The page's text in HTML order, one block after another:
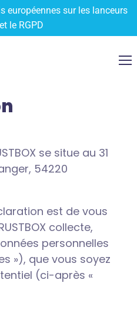
européennes sur les lanceurs
le RGPD
se situe au 31
54220
est de vous
collecte,
personnelles
»), que vous soyez
(ci-après «